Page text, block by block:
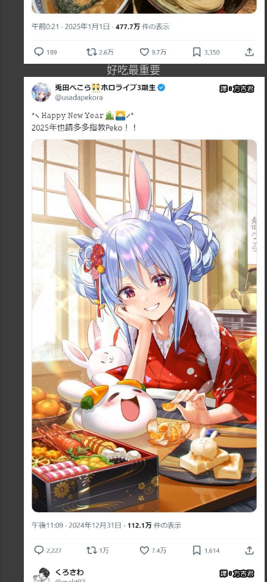
好吃最重要